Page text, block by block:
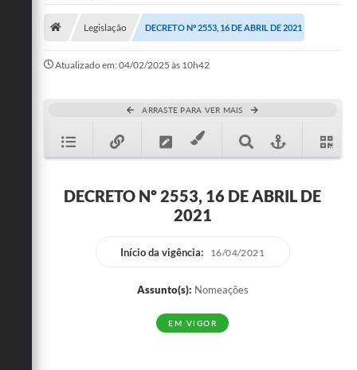
Mapa do Site
Legislação DECRETO Nº 2553, 16 DE ABRIL DE 2021
Atualizado em: 04/02/2025 às 10h42
ARRASTE PARA VER MAIS
DECRETO Nº 2553, 16 DE ABRIL DE
2021
Início da vigência: 16/04/2021
Assunto(s): Nomeações
EM VIGOR